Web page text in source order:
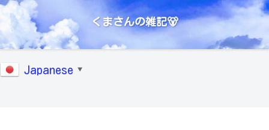
くまさんの雑記🐻
Japanese ▼